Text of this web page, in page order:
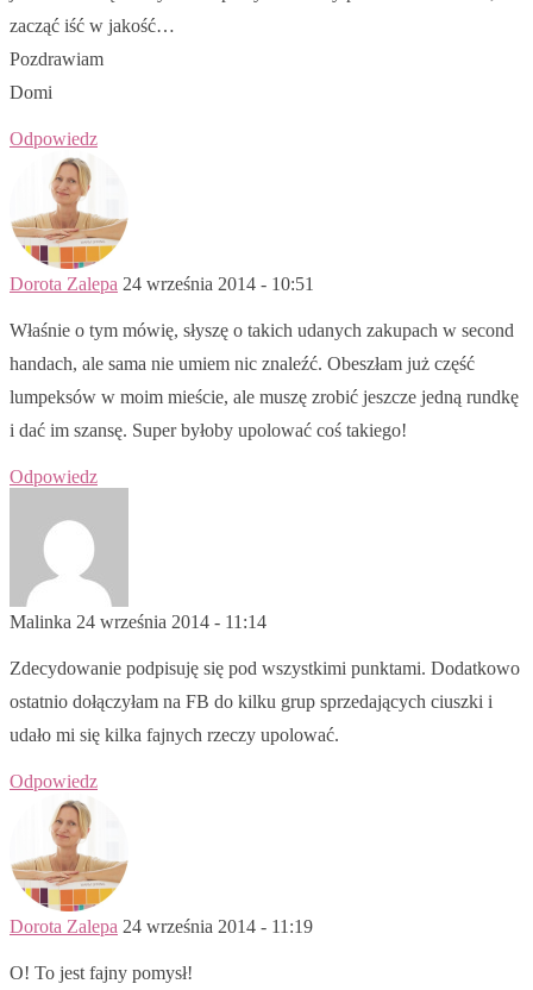
zacząć iść w jakość…
Pozdrawiam
Domi
Odpowiedz
Dorota Zalepa 24 września 2014 - 10:51
Właśnie o tym mówię, słyszę o takich udanych zakupach w second
handach, ale sama nie umiem nic znaleźć. Obeszłam już część
lumpeksów w moim mieście, ale muszę zrobić jeszcze jedną rundkę
i dać im szansę. Super byłoby upolować coś takiego!
Odpowiedz
Malinka 24 września 2014 - 11:14
Zdecydowanie podpisuję się pod wszystkimi punktami. Dodatkowo
ostatnio dołączyłam na FB do kilku grup sprzedających ciuszki i
udało mi się kilka fajnych rzeczy upolować.
Odpowiedz
Dorota Zalepa 24 września 2014 - 11:19
O! To jest fajny pomysł!